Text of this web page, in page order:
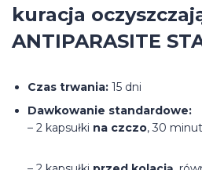
kuracja
ANTIPARASITE
Czas trwania: 15 dni
Dawkowanie standardowe:
– 2 kapsułki na czczo, 30